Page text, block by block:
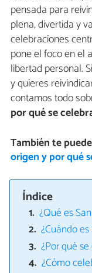
pensada para
plena, divertida y
celebraciones
pone el foco en el
libertad personal.
y quieres
contamos todo
por qué se
También te
origen y por qué
Índice
¿Qué es
¿Cuándo
¿Por qué
¿Cómo